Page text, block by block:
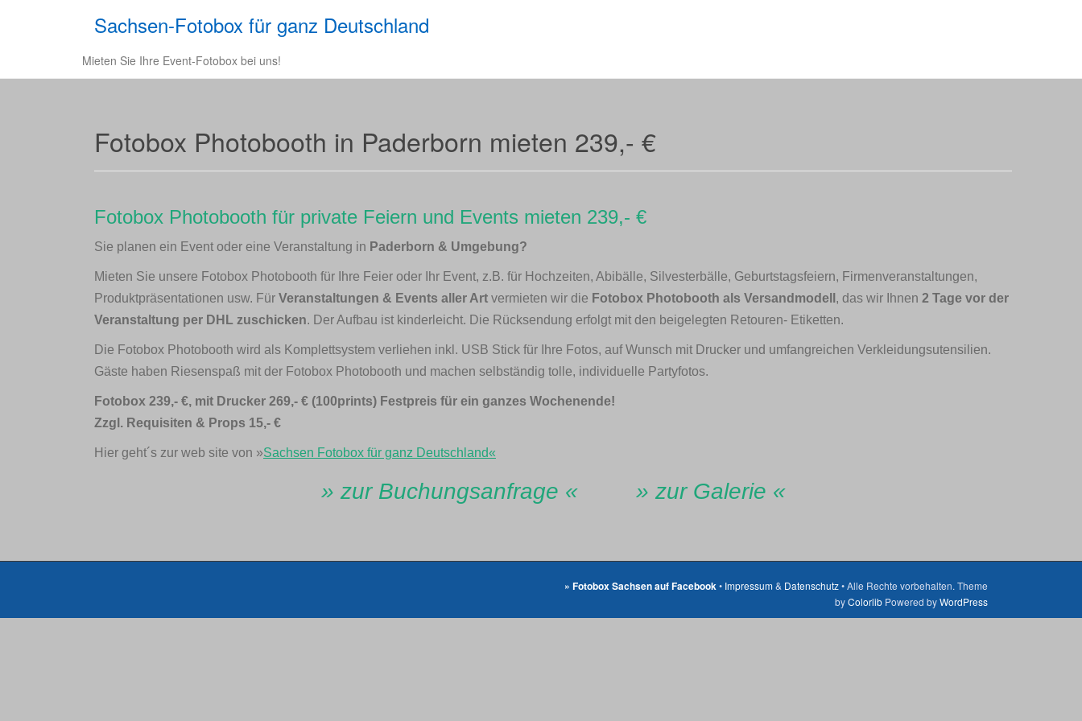
Sachsen-Fotobox für ganz Deutschland
Mieten Sie Ihre Event-Fotobox bei uns!
Fotobox Photobooth in Paderborn mieten 239,- €
Fotobox Photobooth für private Feiern und Events mieten 239,- €
Sie planen ein Event oder eine Veranstaltung in Paderborn & Umgebung?
Mieten Sie unsere Fotobox Photobooth für Ihre Feier oder Ihr Event, z.B. für Hochzeiten, Abibälle, Silvesterbälle, Geburtstagsfeiern, Firmenveranstaltungen,
Produktpräsentationen usw. Für Veranstaltungen & Events aller Art vermieten wir die Fotobox Photobooth als Versandmodell , das wir Ihnen 2 Tage vor der
Veranstaltung per DHL zuschicken. Der Aufbau ist kinderleicht. Die Rücksendung erfolgt mit den beigelegten Retouren- Etiketten.
Die Fotobox Photobooth wird als Komplettsystem verliehen inkl. USB Stick für Ihre Fotos, auf Wunsch mit Drucker und umfangreichen Verkleidungsutensilien.
Gäste haben Riesenspaß mit der Fotobox Photobooth und machen selbständig tolle, individuelle Partyfotos.
Fotobox 239,- €, mit Drucker 269,- € (100prints) Festpreis für ein ganzes Wochenende!
Zzgl. Requisiten & Props 15,- €
Hier geht´s zur web site von »Sachsen Fotobox für ganz Deutschland«
» zur Buchungsanfrage « » zur Galerie «
» Fotobox Sachsen auf Facebook• Impressum& Datenschutz• Alle Rechte vorbehalten. Theme
byColorlib Powered byWordPress